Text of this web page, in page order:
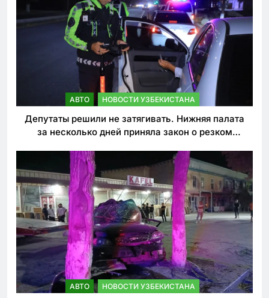
АВТО НОВОСТИ УЗБЕКИСТАНА
Депутаты решили не затягивать. Нижняя палата
за несколько дней приняла закон о резком
АВТО НОВОСТИ УЗБЕКИСТАНА